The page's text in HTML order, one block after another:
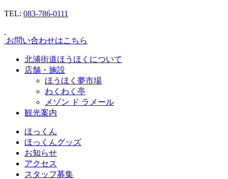
TEL: 083-786-0111
お問い合わせはこちら
北浦街道ほうほくについて
店舗・施設
ほうほく夢市場
わくわく亭
メゾン ド ラメール
観光案内
ほっくん
ほっくんグッズ
お知らせ
アクセス
スタッフ募集